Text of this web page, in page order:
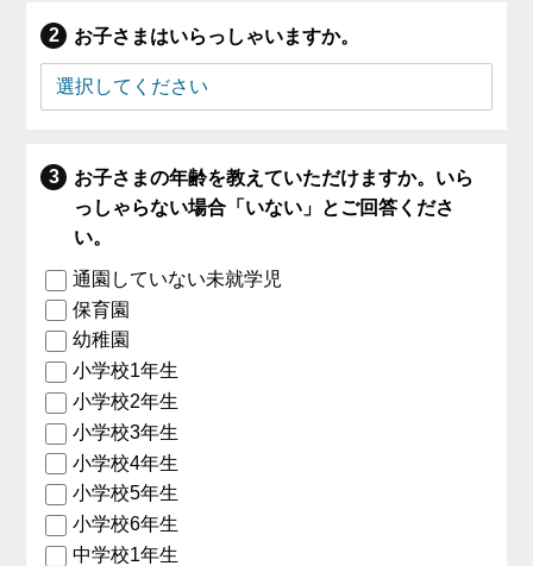
お子さまはいらっしゃいますか。
お子さまの年齢を教えていただけますか。いら
っしゃらない場合「いない」とご回答くださ
い。
通園していない未就学児
保育園
幼稚園
小学校1年生
小学校2年生
小学校3年生
小学校4年生
小学校5年生
小学校6年生
中学校1年生